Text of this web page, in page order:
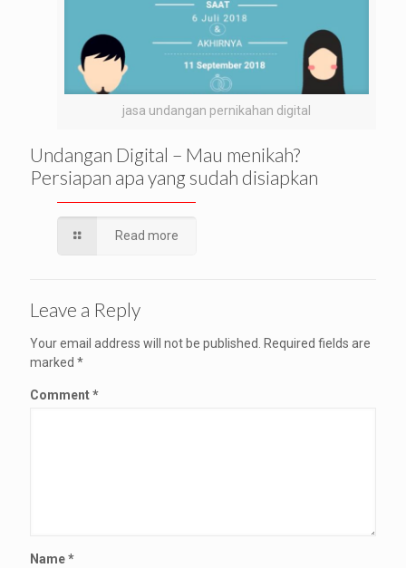
jasa undangan pernikahan digital
Undangan Digital – Mau menikah?
Persiapan apa yang sudah disiapkan
Read more
Leave a Reply
Your email address will not be published. Required fields are
marked *
Comment*
Name*